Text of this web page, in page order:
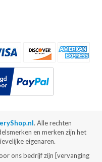
. Alle rechten
en merken zijn het
eigenaren.
ons bedrijf zijn [vervanging